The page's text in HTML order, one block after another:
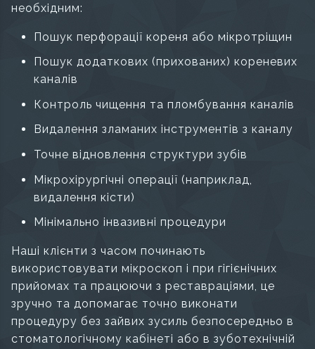
необхідним:
Пошук перфорації кореня або мікротріщин
Пошук додаткових (прихованих) кореневих
каналів
Контроль чищення та пломбування каналів
Видалення зламаних інструментів з каналу
Точне відновлення структури зубів
Мікрохірургічні операції (наприклад,
видалення кісти)
Мінімально інвазивні процедури
Наші клієнти з часом починають
використовувати мікроскоп і при гігієнічних
прийомах та працюючи з реставраціями, це
зручно та допомагає точно виконати
процедуру без зайвих зусиль безпосередньо в
стоматологічному кабінеті або в зуботехнічній